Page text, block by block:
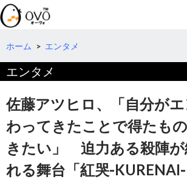
検
索
コ
テ
へ
ホーム > エンタメ
エンタメ
佐藤アツヒロ、「自分が
わってきたことで得たも
きたい」 迫力ある殺陣が
れる舞台「紅哭